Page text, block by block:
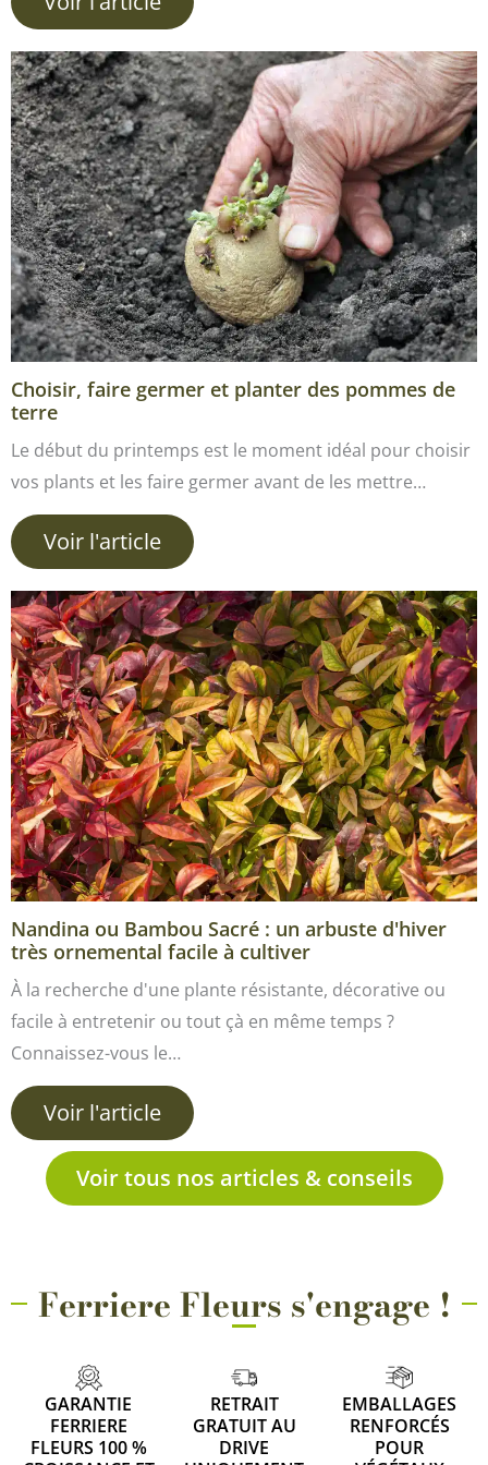
Choisir, faire germer et planter des pommes de
terre
Le début du printemps est le moment idéal pour choisir
vos plants et les faire germer avant de les mettre…
Voir l'article
Nandina ou Bambou Sacré : un arbuste d'hiver
très ornemental facile à cultiver
À la recherche d'une plante résistante, décorative ou
facile à entretenir ou tout çà en même temps ?
Connaissez-vous le…
Voir l'article
Voir tous nos articles & conseils
Ferriere Fleurs s'engage !
GARANTIE
FERRIERE
FLEURS 100 %
RETRAIT
GRATUIT AU
DRIVE
EMBALLAGES
RENFORCÉS
POUR